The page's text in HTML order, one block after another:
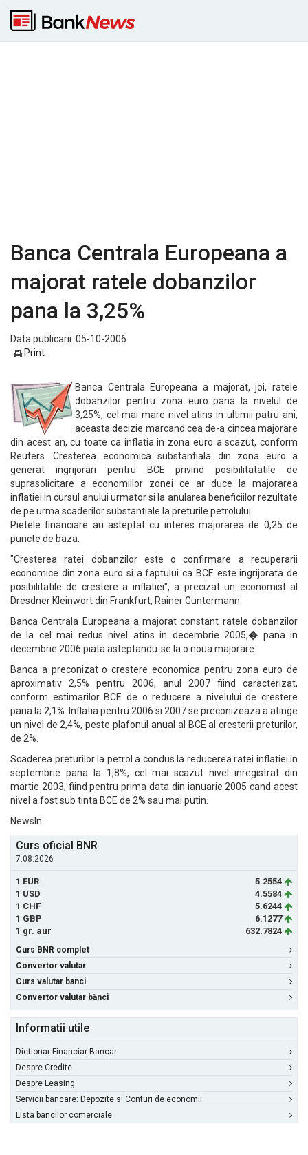
Banca Centrala Europeana a
majorat ratele dobanzilor
pana la 3,25%
Data publicarii: 05-10-2006
Print
Banca Centrala Europeana a majorat, joi, ratele
dobanzilor pentru zona euro pana la nivelul de
3,25%, cel mai mare nivel atins in ultimii patru ani,
aceasta decizie marcand cea de-a cincea majorare
din acest an, cu toate ca inflatia in zona euro a scazut, conform
Reuters. Cresterea economica substantiala din zona euro a
generat ingrijorari pentru BCE privind posibilitatatile de
suprasolicitare a economiilor zonei ce ar duce la majorarea
inflatiei in cursul anului urmator si la anularea beneficiilor rezultate
de pe urma scaderilor substantiale la preturile petrolului.
Pietele financiare au asteptat cu interes majorarea de 0,25 de
puncte de baza.
"Cresterea ratei dobanzilor este o confirmare a recuperarii
economice din zona euro si a faptului ca BCE este ingrijorata de
posibilitatile de crestere a inflatiei", a precizat un economist al
Dresdner Kleinwort din Frankfurt, Rainer Guntermann.
Banca Centrala Europeana a majorat constant ratele dobanzilor
de la cel mai redus nivel atins in decembrie 2005,� pana in
decembrie 2006 piata asteptandu-se la o noua majorare.
Banca a preconizat o crestere economica pentru zona euro de
aproximativ 2,5% pentru 2006, anul 2007 fiind caracterizat,
conform estimarilor BCE de o reducere a nivelului de crestere
pana la 2,1%. Inflatia pentru 2006 si 2007 se preconizeaza a atinge
un nivel de 2,4%, peste plafonul anual al BCE al cresterii preturilor,
de 2%.
Scaderea preturilor la petrol a condus la reducerea ratei inflatiei in
septembrie pana la 1,8%, cel mai scazut nivel inregistrat din
martie 2003, fiind pentru prima data din ianuarie 2005 cand acest
nivel a fost sub tinta BCE de 2% sau mai putin.
NewsIn
Curs oficial BNR
7.08.2026
1 EUR
5.2554
1 USD
4.5584
1 CHF
5.6244
1 GBP
6.1277
1 gr. aur
632.7824
Curs BNR complet
Convertor valutar
Curs valutar banci
Convertor valutar bănci
Informatii utile
Dictionar Financiar-Bancar
Despre Credite
Despre Leasing
Servicii bancare: Depozite si Conturi de economii
Lista bancilor comerciale